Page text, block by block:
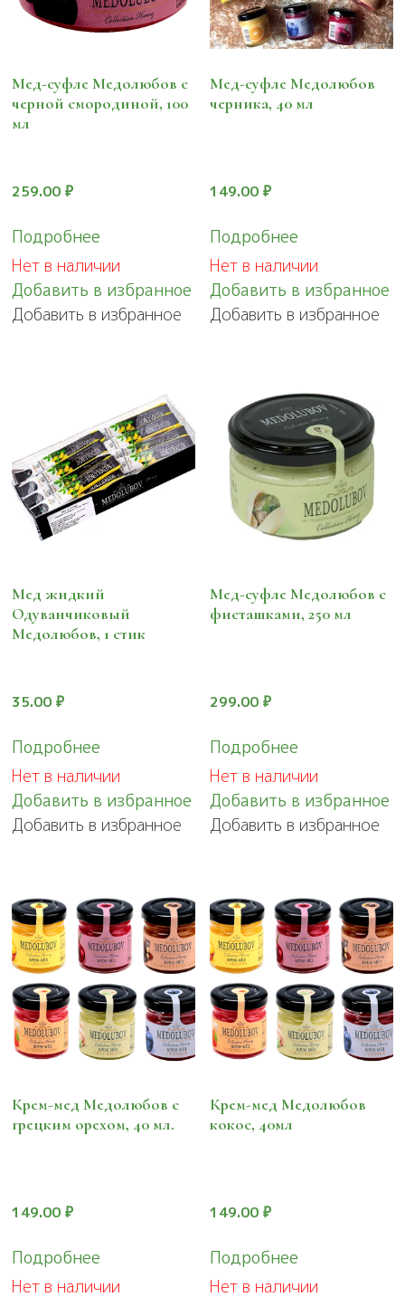
Мед-суфле Медолюбов с
черной смородиной, 100
мл
259.00 ₽
Подробнее
Нет в наличии
Добавить в избранное
Добавить в избранное
Мед-суфле Медолюбов
черника, 40 мл
149.00₽
Подробнее
Нет в наличии
Добавить в избранное
Добавить в избранное
Мед жидкий
Одуванчиковый
Медолюбов, 1 стик
35.00 ₽
Подробнее
Нет в наличии
Добавить в избранное
Добавить в избранное
Мед-суфле Медолюбов с
фисташками, 250 мл
299.00₽
Подробнее
Нет в наличии
Добавить в избранное
Добавить в избранное
Крем-мед Медолюбов с
грецким орехом, 40 мл.
149.00 ₽
Подробнее
Нет в наличии
Крем-мед Медолюбов
кокос, 40мл
149.00₽
Подробнее
Нет в наличии